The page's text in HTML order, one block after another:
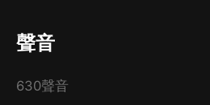
聲音
630聲音